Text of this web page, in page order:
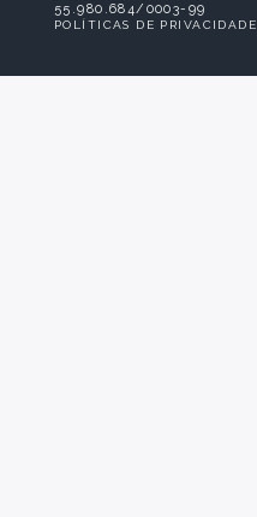
55.980.684/0003-99
POLÍTICAS DE PRIVACIDADE